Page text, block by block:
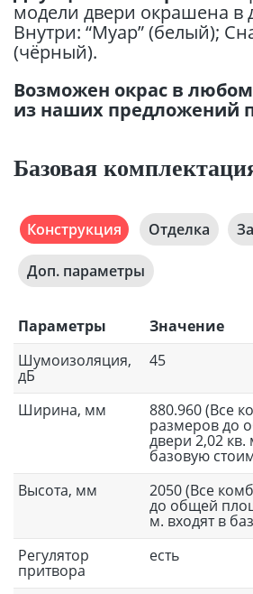
модели двери окрашена в
Внутри: “Муар” (белый);
(чёрный).
Возможен окрас в
из наших предложений
Базовая
Конструкция Отделка
Доп. параметры
Параметры
Значение
Шумоизоляция,
дБ
45
Ширина, мм 880.960 (Все
размеров до
двери 2,02 кв.
базовую
Высота, мм
2050 (Все
до общей
м. входят в
Регулятор
притвора
есть